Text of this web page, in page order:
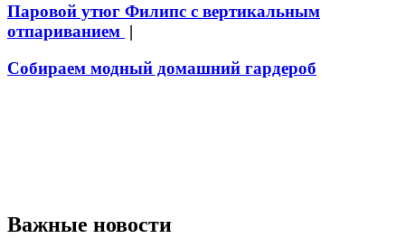
Паровой утюг Филипс с вертикальным
отпариванием |
Собираем модный домашний гардероб
Важные новости